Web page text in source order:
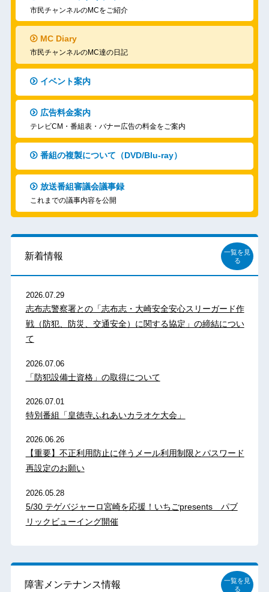
市民チャンネルのMCをご紹介
MC Diary
市民チャンネルのMC達の日記
イベント案内
広告料金案内
テレビCM・番組表・バナー広告の料金をご案内
番組の複製について（DVD/Blu-ray）
放送番組審議会議事録
これまでの議事内容を公開
新着情報
一覧を見
る
2026.07.29
志布志警察署との「志布志・大崎安全安心スリーガード作
戦（防犯、防災、交通安全）に関する協定」の締結につい
て
2026.07.06
「防犯設備士資格」の取得について
2026.07.01
特別番組「皇徳寺ふれあいカラオケ大会」
2026.06.26
【重要】不正利用防止に伴うメール利用制限とパスワード
再設定のお願い
2026.05.28
5/30 テゲバジャーロ宮崎を応援！いちごpresents パブ
リックビューイング開催
障害メンテナンス情報
一覧を見
る